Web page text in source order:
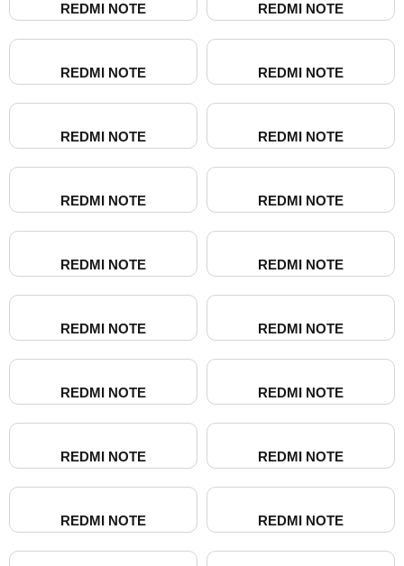
REDMI NOTE REDMI NOTE
REDMI NOTE REDMI NOTE
REDMI NOTE REDMI NOTE
REDMI NOTE REDMI NOTE
REDMI NOTE REDMI NOTE
REDMI NOTE REDMI NOTE
REDMI NOTE REDMI NOTE
REDMI NOTE REDMI NOTE
REDMI NOTE REDMI NOTE